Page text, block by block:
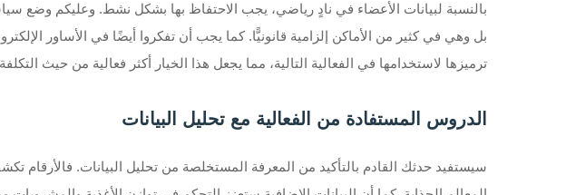
بالنسبة لبيانات الأعضاء في نادٍ رياضي، يجب الاحتفاظ بها بشكل نشط. وعليكم وضع
بل وهي في كثير من الأماكن إلزامية قانونيًّا. كما يجب أن تفكروا أيضًا في الأساور
ترميزها لاستخدامها في الفعالية التالية، مما يجعل هذا الخيار أكثر فعالية من حيث
الدروس المستفادة من الفعالية مع تحليل البيانات
سيستفيد حدثك القادم بالتأكيد من المعرفة المستخلصة من تحليل البيانات.